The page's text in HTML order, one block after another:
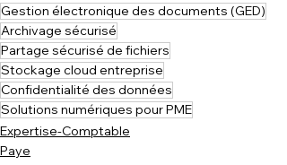
Gestion électronique des documents (GED)
Archivage sécurisé
Partage sécurisé de fichiers
Stockage cloud entreprise
Confidentialité des données
Solutions numériques pour PME
Expertise-Comptable
Paye